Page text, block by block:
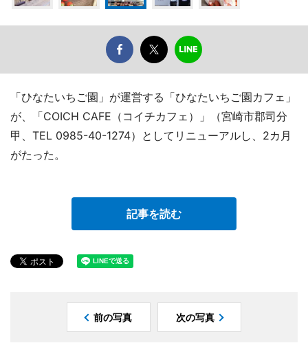
「ひなたいちご園」が運営する「ひなたいちご園カフェ」
が、「COICH CAFE（コイチカフェ）」（宮崎市郡司分
甲、TEL 0985-40-1274）としてリニューアルし、2カ月
がたった。
記事を読む
前の写真 次の写真